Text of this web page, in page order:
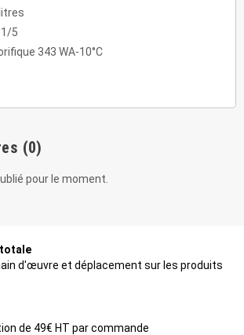
5
343 WA-10°C
(0)
pour le moment.
d'œuvre et déplacement sur les produits
de 49€ HT par commande